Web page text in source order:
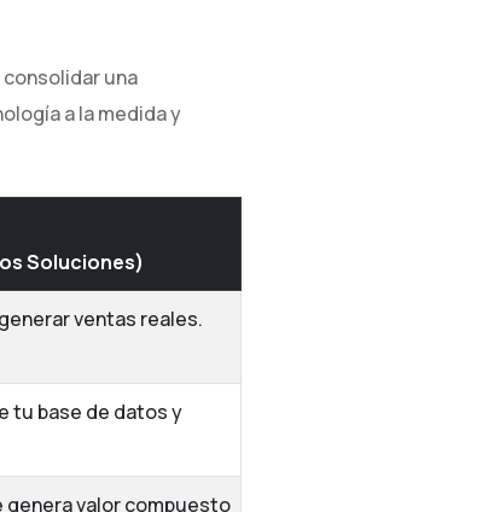
una
a la medida y
Soluciones)
ventas reales.
tu base de datos y
genera valor compuesto